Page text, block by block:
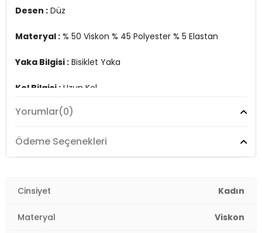
Desen : Düz
Materyal : % 50 Viskon % 45 Polyester % 5 Elastan
Yaka Bilgisi : Bisiklet Yaka
Kol Bilgisi : Uzun Kol
Kalıp Bilgisi : Relaxed Fit
Manken Ölçüsü :Boy : 1.78 cm / Göğüs : 81 cm / Bel :
- Nem tutma özelliğine sahip OYSHO kumaş
Üretim Yeri :
Yorumlar(0)
Ödeme Seçenekleri
Cinsiyet Kadın
Materyal Viskon